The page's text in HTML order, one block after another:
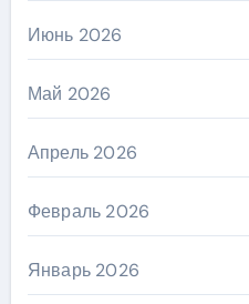
Июнь 2026
Май 2026
Апрель 2026
Февраль 2026
Январь 2026